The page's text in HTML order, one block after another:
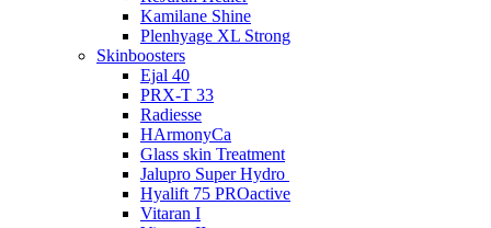
Kamilane Shine
Plenhyage XL Strong
Skinboosters
Ejal 40
PRX-T 33
Radiesse
HArmonyCa
Glass skin Treatment
Jalupro Super Hydro
Hyalift 75 PROactive
Vitaran I